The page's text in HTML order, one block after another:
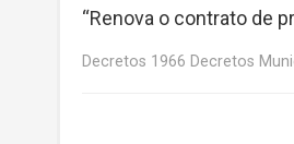
“Renova o contrato de
Decretos 1966 Decretos